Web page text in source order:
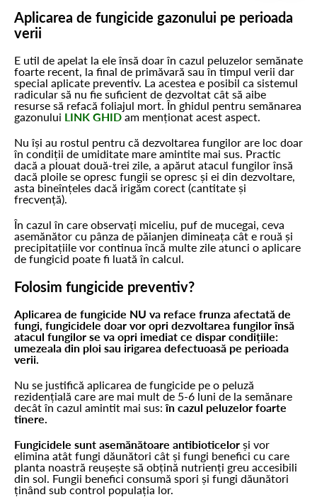
Aplicarea de fungicide gazonului pe perioada
verii
E util de apelat la ele însă doar în cazul peluzelor semănate
foarte recent, la final de primăvară sau în timpul verii dar
special aplicate preventiv. La acestea e posibil ca sistemul
radicular să nu fie suficient de dezvoltat cât să aibe
resurse să refacă foliajul mort. În ghidul pentru semănarea
gazonului LINK GHIDam menționat acest aspect.
Nu își au rostul pentru că dezvoltarea fungilor are loc doar
în condiții de umiditate mare amintite mai sus. Practic
dacă a plouat două-trei zile, a apărut atacul fungilor însă
dacă ploile se opresc fungii se opresc și ei din dezvoltare,
asta bineînțeles dacă irigăm corect (cantitate și
frecvență).
În cazul în care observați miceliu, puf de mucegai, ceva
asemănător cu pânza de păianjen dimineața cât e rouă și
precipitațiile vor continua încă multe zile atunci o aplicare
de fungicid poate fi luată în calcul.
Folosim fungicide preventiv?
Aplicarea de fungicide NU va reface frunza afectată de
fungi, fungicidele doar vor opri dezvoltarea fungilor însă
atacul fungilor se va opri imediat ce dispar condițiile:
umezeala din ploi sau irigarea defectuoasă pe perioada
verii.
Nu se justifică aplicarea de fungicide pe o peluză
rezidențială care are mai mult de 5-6 luni de la semănare
decât în cazul amintit mai sus:în cazul peluzelor foarte
tinere.
Fungicidele sunt asemănătoare antibioticelor și vor
elimina atât fungi dăunători cât și fungi benefici cu care
planta noastră reușește să obțină nutrienți greu accesibili
din sol. Fungii benefici consumă spori și fungi dăunători
ținând sub control populația lor.